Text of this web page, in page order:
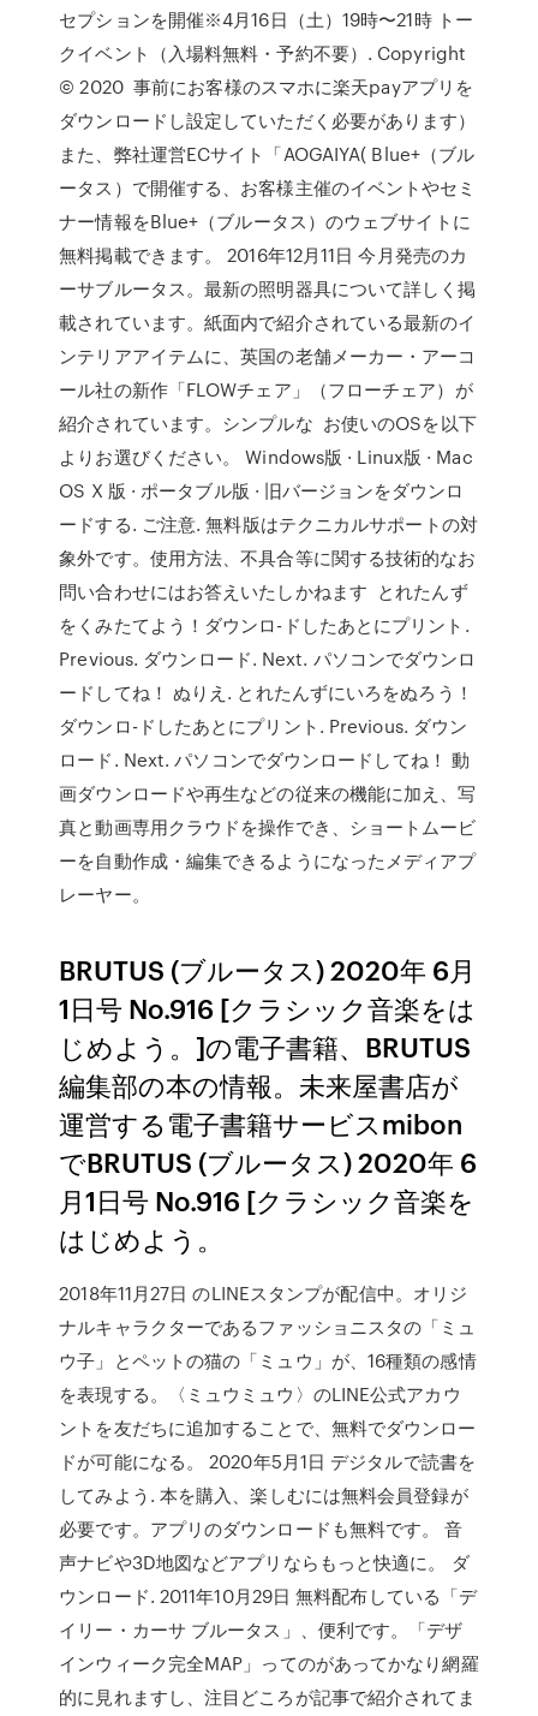
セプションを開催※4月16日（土）19時〜21時 トー
クイベント（入場料無料・予約不要）. Copyright
© 2020 事前にお客様のスマホに楽天payアプリを
ダウンロードし設定していただく必要があります）
また、弊社運営ECサイト「AOGAIYA( Blue+（ブル
ータス）で開催する、お客様主催のイベントやセミ
ナー情報をBlue+（ブルータス）のウェブサイトに
無料掲載できます。 2016年12月11日 今月発売のカ
ーサブルータス。最新の照明器具について詳しく掲
載されています。紙面内で紹介されている最新のイ
ンテリアアイテムに、英国の老舗メーカー・アーコ
ール社の新作「FLOWチェア」（フローチェア）が
紹介されています。シンプルな お使いのOSを以下
よりお選びください。 Windows版 · Linux版 · Mac
OS X 版 · ポータブル版 · 旧バージョンをダウンロ
ードする. ご注意. 無料版はテクニカルサポートの対
象外です。使用方法、不具合等に関する技術的なお
問い合わせにはお答えいたしかねます とれたんず
をくみたてよう！ダウンロ-ドしたあとにプリント.
Previous. ダウンロード. Next. パソコンでダウンロ
ードしてね！ ぬりえ. とれたんずにいろをぬろう！
ダウンロ-ドしたあとにプリント. Previous. ダウン
ロード. Next. パソコンでダウンロードしてね！ 動
画ダウンロードや再生などの従来の機能に加え、写
真と動画専用クラウドを操作でき、ショートムービ
ーを自動作成・編集できるようになったメディアプ
レーヤー。
BRUTUS (ブルータス) 2020年 6月
1日号 No.916 [クラシック音楽をは
じめよう。]の電子書籍、BRUTUS
編集部の本の情報。未来屋書店が
運営する電子書籍サービスmibon
でBRUTUS (ブルータス) 2020年 6
月1日号 No.916 [クラシック音楽を
はじめよう。
2018年11月27日 のLINEスタンプが配信中。オリジ
ナルキャラクターであるファッショニスタの「ミュ
ウ子」とペットの猫の「ミュウ」が、16種類の感情
を表現する。〈ミュウミュウ〉のLINE公式アカウ
ントを友だちに追加することで、無料でダウンロー
ドが可能になる。 2020年5月1日 デジタルで読書を
してみよう. 本を購入、楽しむには無料会員登録が
必要です。アプリのダウンロードも無料です。 音
声ナビや3D地図などアプリならもっと快適に。 ダ
ウンロード. 2011年10月29日 無料配布している「デ
イリー・カーサ ブルータス」、便利です。「デザ
インウィーク完全MAP」ってのがあってかなり網羅
的に見れますし、注目どころが記事で紹介されてま